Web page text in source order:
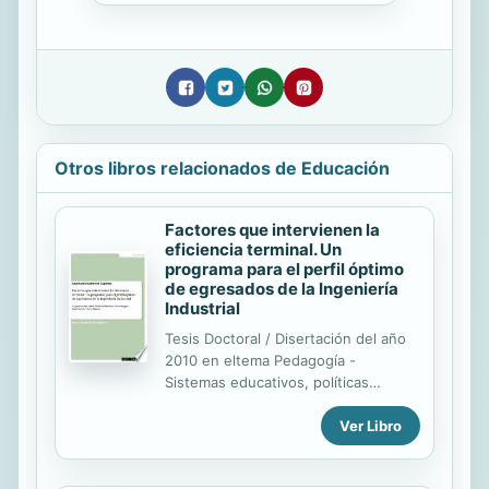
Otros libros relacionados de Educación
Factores que intervienen la
eficiencia terminal. Un
programa para el perfil óptimo
de egresados de la Ingeniería
Industrial
Tesis Doctoral / Disertación del año
2010 en eltema Pedagogía -
Sistemas educativos, políticas
educativas, Nota: -, , Idioma:
Español, Resumen: Las situaciones
vitales son ignoradas en la escuela y
Ver Libro